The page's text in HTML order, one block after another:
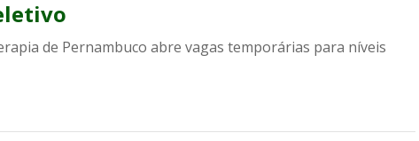
de Pernambuco abre vagas temporárias para níveis